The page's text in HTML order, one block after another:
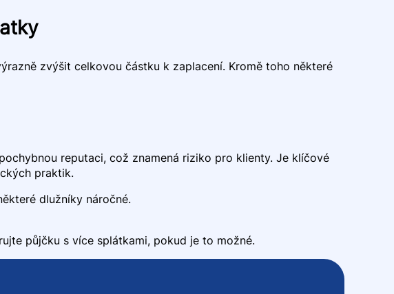
zvýšit celkovou částku k zaplacení. Kromě toho některé
reputaci, což znamená riziko pro klienty. Je klíčové
praktik.
dlužníky náročné.
půjčku s více splátkami, pokud je to možné.